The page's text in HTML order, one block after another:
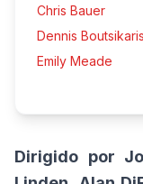
Chris Bauer
Dennis Boutsikaris
Emily Meade
Dirigido por